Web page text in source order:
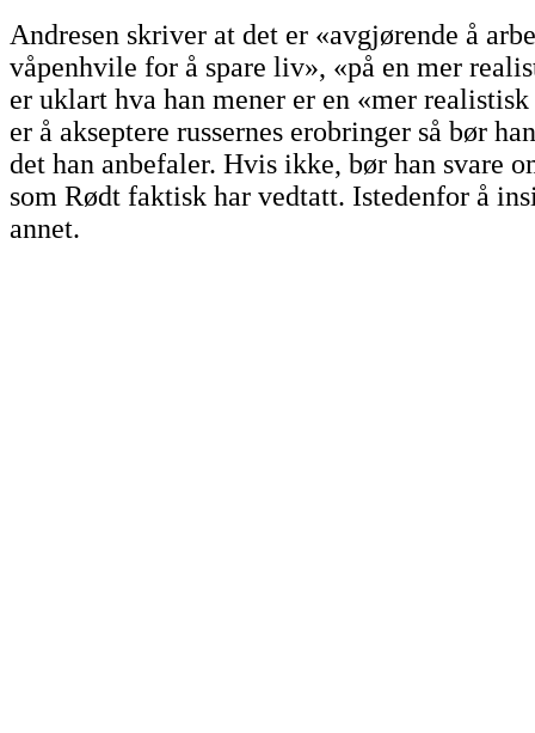
Andresen skriver at det er «avgjørende å
våpenhvile for å spare liv», «på en mer
er uklart hva han mener er en «mer
er å akseptere russernes erobringer så bør
det han anbefaler. Hvis ikke, bør han svare
som Rødt faktisk har vedtatt. Istedenfor å
annet.